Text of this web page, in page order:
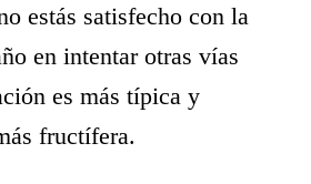
estás satisfecho con la
en intentar otras vías
es más típica y
fructífera.